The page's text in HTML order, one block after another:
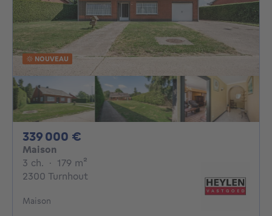
NOUVEAU
339 000 €
Maison
3 ch. 3 chambres
· 179 m²
2300 Turnhout
Maison